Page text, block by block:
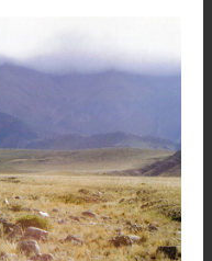
en
la senda de
de la sugestiva
se
en declive,